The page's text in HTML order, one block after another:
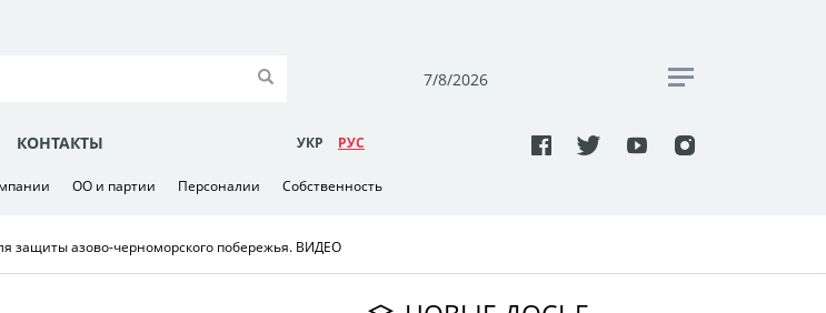
7/8/2026
КОНТАКТЫ УКР РУC
ОО и партии Персоналии Собственность
защиты азово-черноморского побережья. ВИДЕО